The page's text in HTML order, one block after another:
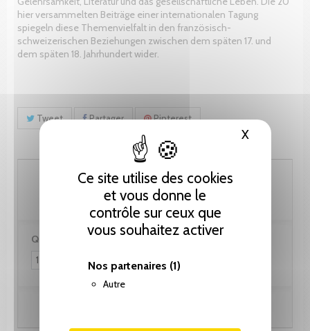
Ce site utilise des cookies
et vous donne le
contrôle sur ceux que
vous souhaitez activer
Nos partenaires (1)
Autre
XMasquer
hier versammelten Beiträge einer internationalen Tagung
spiegeln diese Themenvielfalt in den französisch-
schweizerischen Beziehungen zwischen dem späten 17. und
dem späten 18. Jahrhundert wider.
Tweet Partager Pinterest
48.00 CHF
Quantité :